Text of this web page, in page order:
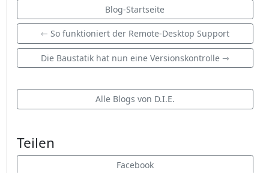
Blog-Startseite
⇽ So funktioniert der Remote-Desktop Support
Die Baustatik hat nun eine Versionskontrolle ⇾
Alle Blogs von D.I.E.
Teilen
Facebook